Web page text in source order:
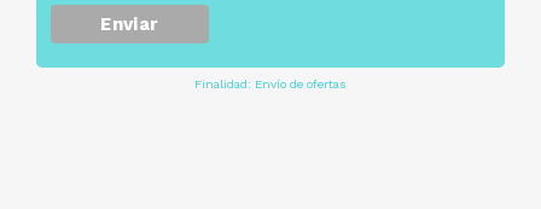
Finalidad: Envío de ofertas